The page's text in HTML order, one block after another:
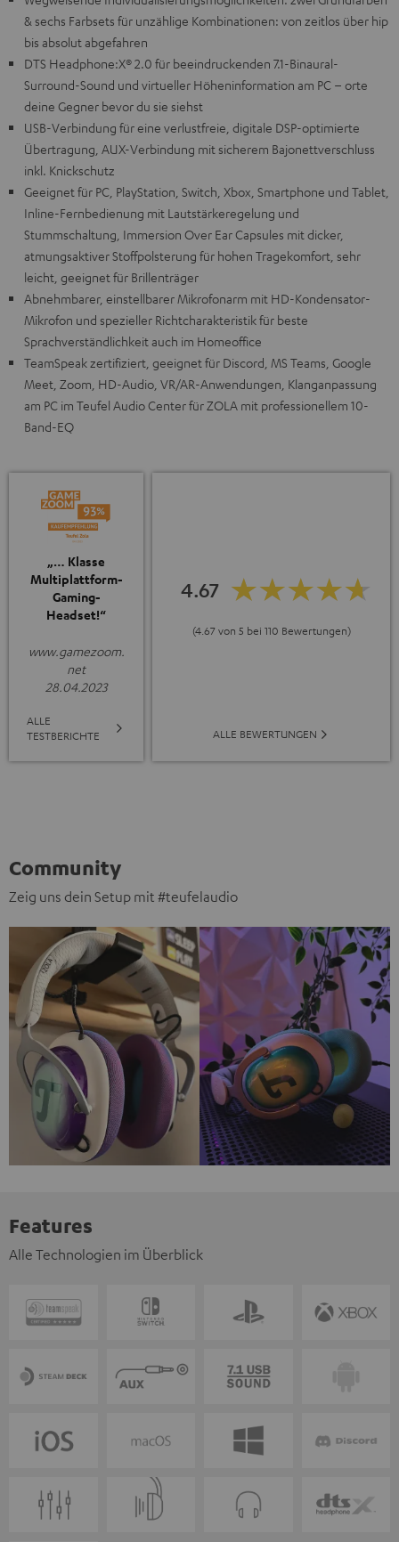
& sechs Farbsets für unzählige Kombinationen: von zeitlos über hip
bis absolut abgefahren
DTS Headphone:X® 2.0 für beeindruckenden 7.1-Binaural-
Surround-Sound und virtueller Höheninformation am PC – orte
deine Gegner bevor du sie siehst
USB-Verbindung für eine verlustfreie, digitale DSP-optimierte
Übertragung, AUX-Verbindung mit sicherem Bajonettverschluss
inkl. Knickschutz
Geeignet für PC, PlayStation, Switch, Xbox, Smartphone und Tablet,
Inline-Fernbedienung mit Lautstärkeregelung und
Stummschaltung, Immersion Over Ear Capsules mit dicker,
atmungsaktiver Stoffpolsterung für hohen Tragekomfort, sehr
leicht, geeignet für Brillenträger
Abnehmbarer, einstellbarer Mikrofonarm mit HD-Kondensator-
Mikrofon und spezieller Richtcharakteristik für beste
Sprachverständlichkeit auch im Homeoffice
TeamSpeak zertifiziert, geeignet für Discord, MS Teams, Google
Meet, Zoom, HD-Audio, VR/AR-Anwendungen, Klanganpassung
am PC im Teufel Audio Center für ZOLA mit professionellem 10-
Band-EQ
„… Klasse
Multiplattform-
Gaming-
Headset!“
www.gamezoom.
net
28.04.2023
ALLE
TESTBERICHTE
4.67
(4.67 von 5 bei 110 Bewertungen)
ALLE BEWERTUNGEN
Community
Zeig uns dein Setup mit #teufelaudio
Features
Alle Technologien im Überblick